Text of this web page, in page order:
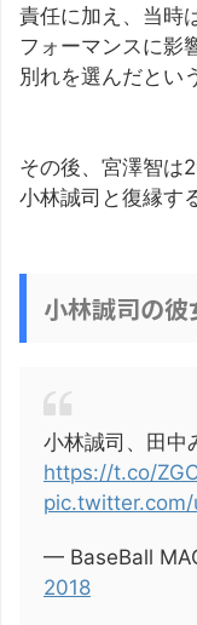
責任に加え、当時
フォーマンスに影
別れを選んだとい
その後、宮澤智は
小林誠司と復縁す
小林誠司の彼
小林誠司、田中
https://t.co/
pic.twitter.com/
— BaseBall
2018